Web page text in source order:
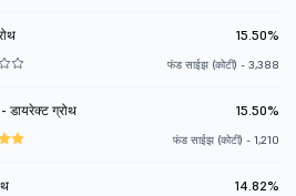
15.50%
फंड साईझ (कोटी) - 3,388
डायरेक्ट ग्रोथ 15.50%
फंड साईझ (कोटी) - 1,210
14.82%